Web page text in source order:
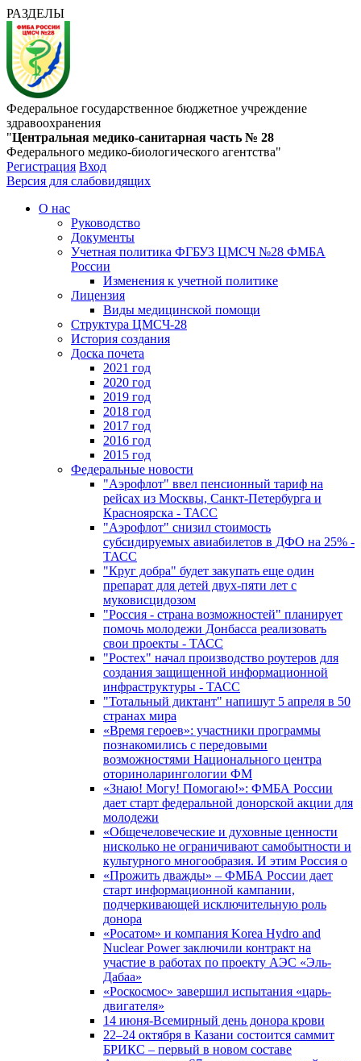
РАЗДЕЛЫ
Федеральное государственное бюджетное учреждение
здравоохранения
"Центральная медико-санитарная часть № 28
Федерального медико-биологического агентства"
Регистрация Вход
Версия для слабовидящих
О нас
Руководство
Документы
Учетная политика ФГБУЗ ЦМСЧ №28 ФМБА
России
Изменения к учетной политике
Лицензия
Виды медицинской помощи
Структура ЦМСЧ-28
История создания
Доска почета
2021 год
2020 год
2019 год
2018 год
2017 год
2016 год
2015 год
Федеральные новости
"Аэрофлот" ввел пенсионный тариф на
рейсах из Москвы, Санкт-Петербурга и
Красноярска - ТАСС
"Аэрофлот" снизил стоимость
субсидируемых авиабилетов в ДФО на 25% -
ТАСС
"Круг добра" будет закупать еще один
препарат для детей двух-пяти лет с
муковисцидозом
"Россия - страна возможностей" планирует
помочь молодежи Донбасса реализовать
свои проекты - ТАСС
"Ростех" начал производство роутеров для
создания защищенной информационной
инфраструктуры - ТАСС
"Тотальный диктант" напишут 5 апреля в 50
странах мира
«Время героев»: участники программы
познакомились с передовыми
возможностями Национального центра
оториноларингологии ФМ
«Знаю! Могу! Помогаю!»: ФМБА России
дает старт федеральной донорской акции для
молодежи
«Общечеловеческие и духовные ценности
нисколько не ограничивают самобытности и
культурного многообразия. И этим Россия о
«Прожить дважды» – ФМБА России дает
старт информационной кампании,
подчеркивающей исключительную роль
донора
«Росатом» и компания Korea Hydro and
Nuclear Power заключили контракт на
участие в работах по проекту АЭС «Эль-
Дабаа»
«Роскосмос» завершил испытания «царь-
двигателя»
14 июня-Всемирный день донора крови
22–24 октября в Казани состоится саммит
БРИКС – первый в новом составе